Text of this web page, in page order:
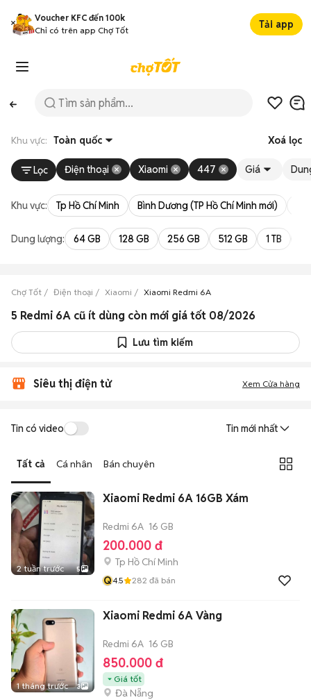
Voucher KFC đến 100k
Chỉ có trên app Chợ Tốt
Tải app
Khu vực: Toàn quốc Xoá lọc
Lọc Điện thoại Xiaomi 447 Giá
Khu vực: Tp Hồ Chí Minh Bình Dương (TP Hồ Chí Minh mới)
Dung lượng: 64 GB 128 GB 256 GB 512 GB 1 TB
Chợ Tốt Điện thoại Xiaomi Xiaomi Redmi 6A
5 Redmi 6A cũ ít dùng còn mới giá tốt 08/2026
Lưu tìm kiếm
Siêu thị điện tử Xem Cửa hàng
Tin có video Tin mới nhất
Tất cả Cá nhân Bán chuyên
2 tuần trước 5
Xiaomi Redmi 6A 16GB Xám
Redmi 6A 16 GB
200.000 đ
Tp Hồ Chí Minh
Q4.5 282 đã bán
1 tháng trước 3
Xiaomi Redmi 6A Vàng
Redmi 6A 16 GB
850.000 đ
Giá tốt
Đà Nẵng